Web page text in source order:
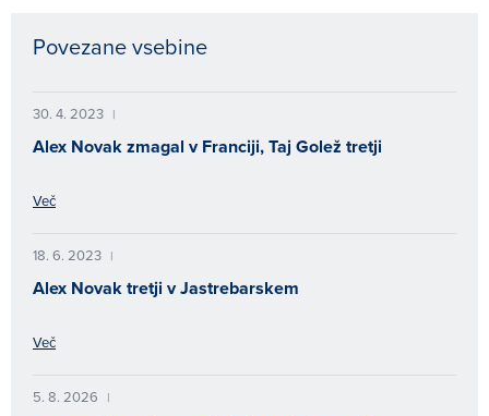
Povezane vsebine
30. 4. 2023 |
Alex Novak zmagal v Franciji, Taj Golež tretji
Več
18. 6. 2023 |
Alex Novak tretji v Jastrebarskem
Več
5. 8. 2026 |